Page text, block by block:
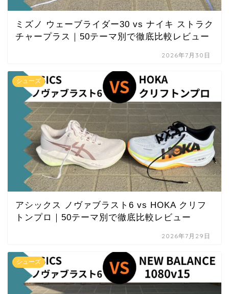
ミズノ ウェーブライダー30 vs ナイキ ストラク
チャープラス｜50テーマ別で徹底比較レビュー
2026年7月30日
シューズ
アシックス ノヴァブラスト6 vs HOKA クリフ
トンプロ｜50テーマ別で徹底比較レビュー
2026年7月29日
シューズ